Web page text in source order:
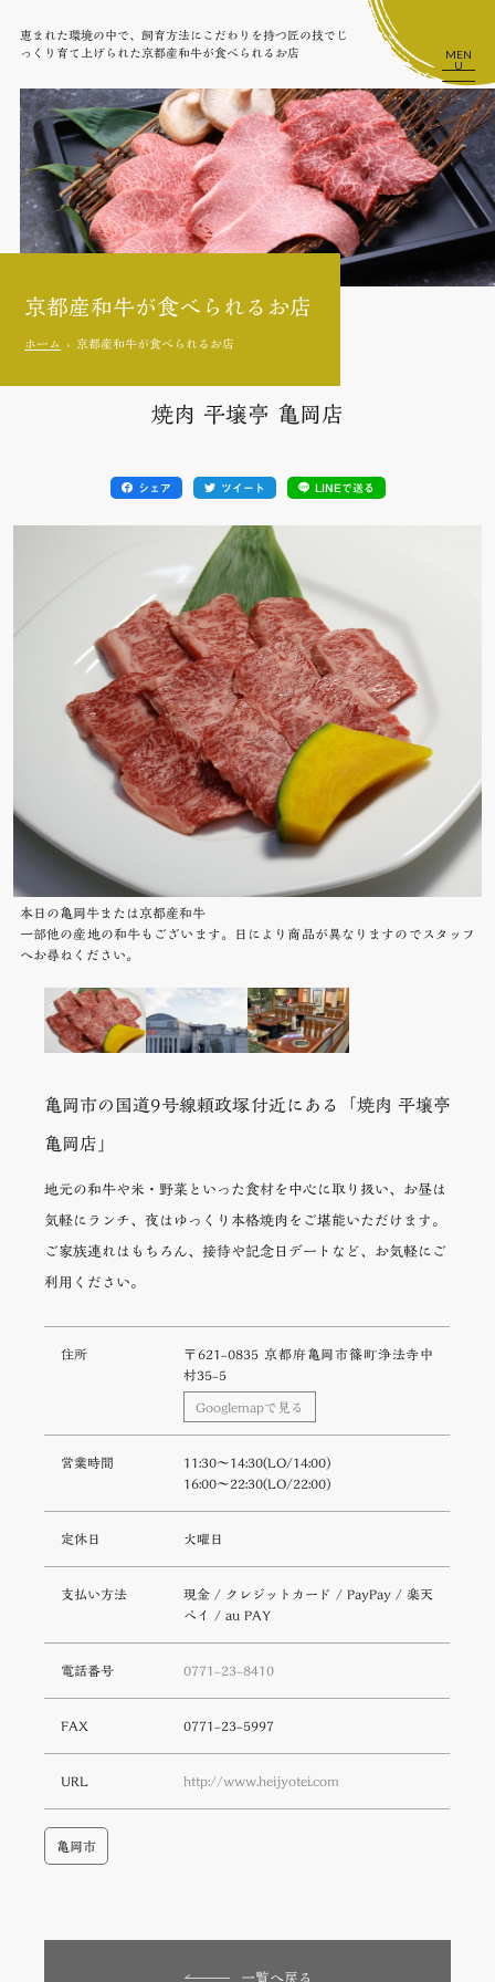
MEN
U
恵まれた環境の中で、飼育方法にこだわりを持つ匠の技でじ
っくり育て上げられた京都産和牛が食べられるお店
京都産和牛が食べられるお店
ホーム 京都産和牛が食べられるお店
焼肉 平壌亭 亀岡店
シェア ツイート LINEで送る
本日の亀岡牛または京都産和牛
一部他の産地の和牛もございます。日により商品が異なりますのでスタッフ
へお尋ねください。
亀岡市の国道9号線頼政塚付近にある「焼肉 平壌亭
亀岡店」
地元の和牛や米・野菜といった食材を中心に取り扱い、お昼は
気軽にランチ、夜はゆっくり本格焼肉をご堪能いただけます。
ご家族連れはもちろん、接待や記念日デートなど、お気軽にご
利用ください。
住所
〒621-0835 京都府亀岡市篠町浄法寺中
村35-5
Googlemapで見る
営業時間
11:30〜14:30(LO/14:00)
16:00〜22:30(LO/22:00)
定休日 火曜日
支払い方法
現金 / クレジットカード / PayPay / 楽天
ペイ / au PAY
電話番号 0771-23-8410
FAX 0771-23-5997
URL http://www.heijyotei.com
亀岡市
一覧へ戻る